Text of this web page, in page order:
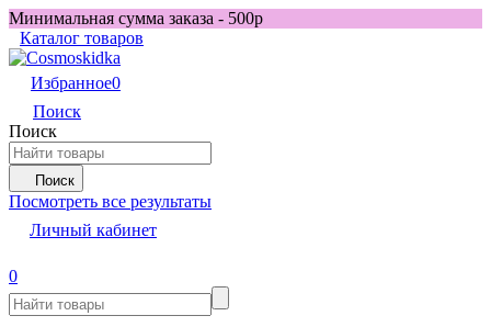
Минимальная сумма заказа - 500р
Каталог товаров
Избранное0
Поиск
Поиск
Поиск
Посмотреть все результаты
Личный кабинет
0